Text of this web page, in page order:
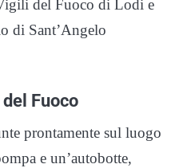
del Fuoco di Lodi e
di Sant’Angelo
Fuoco
prontamente sul luogo
e un’autobotte,